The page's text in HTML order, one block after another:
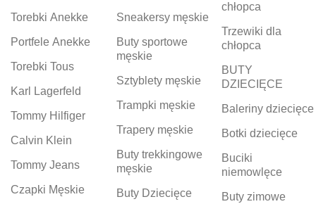
Torebki Anekke
Portfele Anekke
Torebki Tous
Karl Lagerfeld
Tommy Hilfiger
Calvin Klein
Tommy Jeans
Czapki Męskie
Sneakersy męskie
Buty sportowe
męskie
Sztyblety męskie
Trampki męskie
Trapery męskie
Buty trekkingowe
męskie
Buty Dziecięce
chłopca
Trzewiki dla
chłopca
BUTY
DZIECIĘCE
Baleriny dziecięce
Botki dziecięce
Buciki
niemowlęce
Buty zimowe